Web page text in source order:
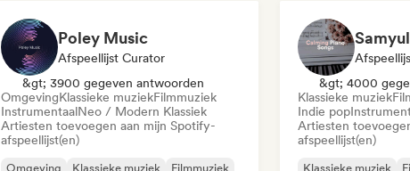
Poley Music
Afspeellijst Curator
&gt; 3900 gegeven antwoorden
OmgevingKlassieke muziekFilmmuziek
InstrumentaalNeo / Modern Klassiek
Artiesten toevoegen aan mijn Spotify-
afspeellijst(en)
Omgeving Klassieke muziek
Filmmuziek
&gt; 4000
Klassieke muziek
Indie pop
Artiesten
afspeellijst(en)
Klassieke muziek